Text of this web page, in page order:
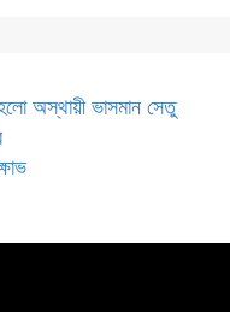
অস্থায়ী ভাসমান সেতু